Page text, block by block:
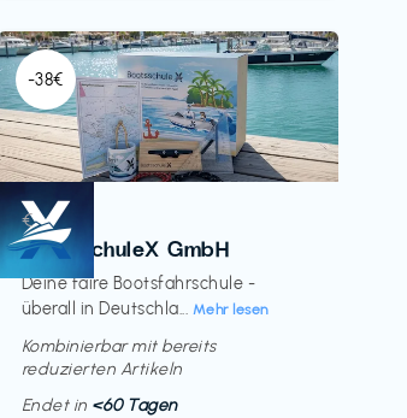
-38€
Kurse
BootsschuleX GmbH
Deine faire Bootsfahrschule -
überall in Deutschla... Mehr lesen
€‎
Kombinierbar mit bereits
reduzierten Artikeln
Endet in <60 Tagen